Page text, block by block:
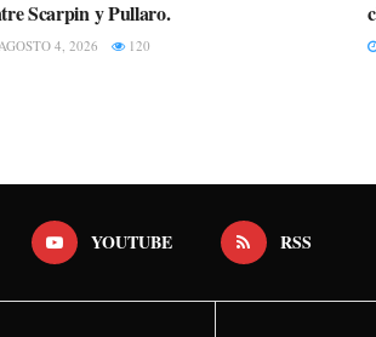
Scarpin y Pullaro.
4, 2026 120
YOUTUBE RSS